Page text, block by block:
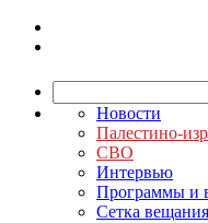
Новости
Палестино-
СВО
Интервью
Программы и
Сетка вещания